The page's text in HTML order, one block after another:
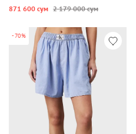
871 600 сум 2 179 000 сум
-70%